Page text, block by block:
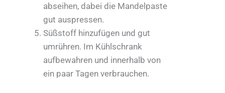
abseihen, dabei die Mandelpaste
gut auspressen.
Süßstoff hinzufügen und gut
umrühren. Im Kühlschrank
aufbewahren und innerhalb von
ein paar Tagen verbrauchen.